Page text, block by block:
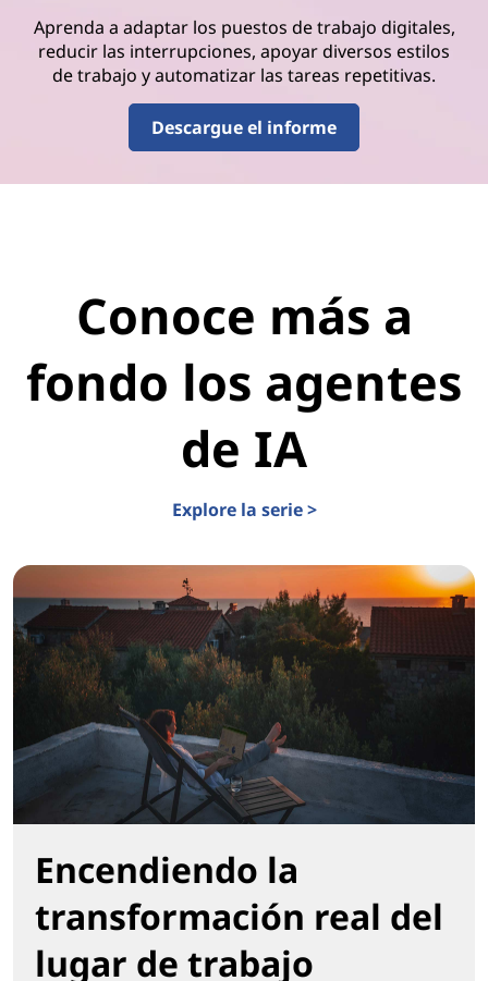
Aprenda a adaptar los puestos de trabajo digitales,
reducir las interrupciones, apoyar diversos estilos
de trabajo y automatizar las tareas repetitivas.
Descargue el informe
Conoce más a
fondo los agentes
de IA
Explore la serie >
Encendiendo la
transformación real del
lugar de trabajo